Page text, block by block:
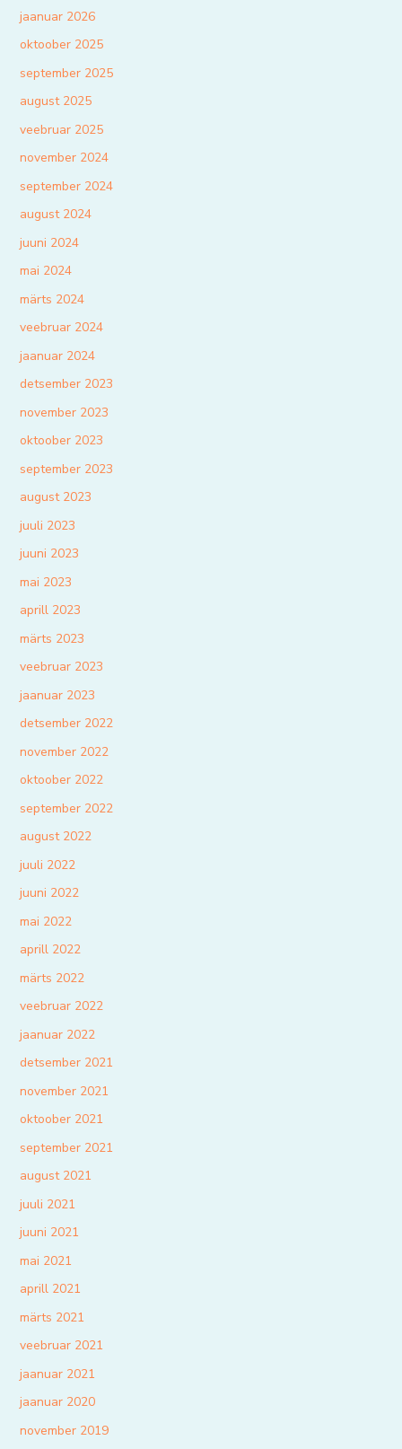
jaanuar 2026
oktoober 2025
september 2025
august 2025
veebruar 2025
november 2024
september 2024
august 2024
juuni 2024
mai 2024
märts 2024
veebruar 2024
jaanuar 2024
detsember 2023
november 2023
oktoober 2023
september 2023
august 2023
juuli 2023
juuni 2023
mai 2023
aprill 2023
märts 2023
veebruar 2023
jaanuar 2023
detsember 2022
november 2022
oktoober 2022
september 2022
august 2022
juuli 2022
juuni 2022
mai 2022
aprill 2022
märts 2022
veebruar 2022
jaanuar 2022
detsember 2021
november 2021
oktoober 2021
september 2021
august 2021
juuli 2021
juuni 2021
mai 2021
aprill 2021
märts 2021
veebruar 2021
jaanuar 2021
jaanuar 2020
november 2019